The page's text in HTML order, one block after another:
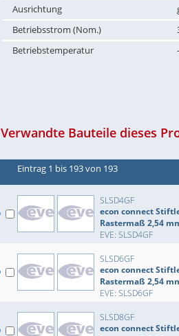
Ausrichtung
Betriebsstrom (Nom.)
Betriebstemperatur
Verwandte Bauteile dieses
Eintrag 1 bis 193 von 193
SLSD4GF
econ connect
Rastermaß 2,54
EVE: SLSD4GF
SLSD6GF
econ connect
Rastermaß 2,54
EVE: SLSD6GF
SLSD8GF
econ connect